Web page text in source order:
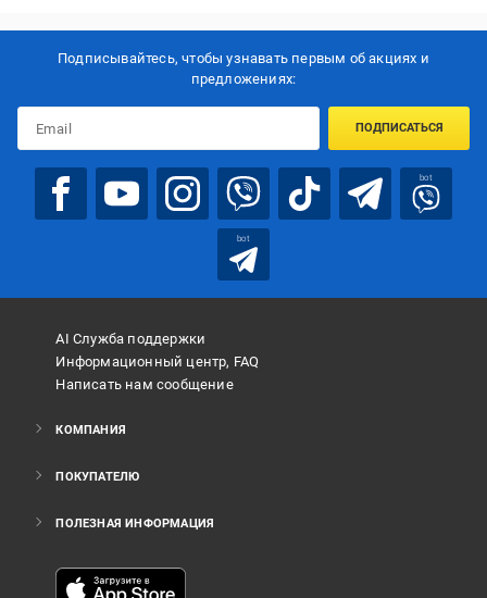
Подписывайтесь, чтобы узнавать первым об акцияx и
предложениях:
ПОДПИСАТЬСЯ
bot
bot
AI Служба поддержки
Информационный центр, FAQ
Написать нам сообщение
КОМПАНИЯ
ПОКУПАТЕЛЮ
ПОЛЕЗНАЯ ИНФОРМАЦИЯ